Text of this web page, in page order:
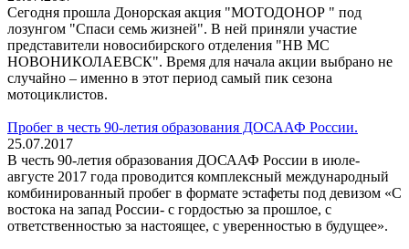
Сегодня прошла Донорская акция "МОТОДОНОР " под
лозунгом "Спаси семь жизней". В ней приняли участие
представители новосибирского отделения "НВ МС
НОВОНИКОЛАЕВСК". Время для начала акции выбрано не
случайно – именно в этот период самый пик сезона
мотоциклистов.
Пробег в честь 90-летия образования ДОСААФ России.
25.07.2017
В честь 90-летия образования ДОСААФ России в июле-
августе 2017 года проводится комплексный международный
комбинированный пробег в формате эстафеты под девизом «С
востока на запад России- с гордостью за прошлое, с
ответственностью за настоящее, с уверенностью в будущее».